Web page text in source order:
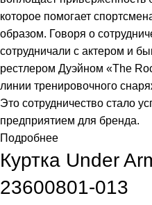
которое помогает
образом. Говоря о
сотрудничали с актером и
рестлером Дуэйном «The
линии тренировочного
Это сотрудничество стало
предприятием для бренда.
Подробнее
Куртка Under
23600801-013